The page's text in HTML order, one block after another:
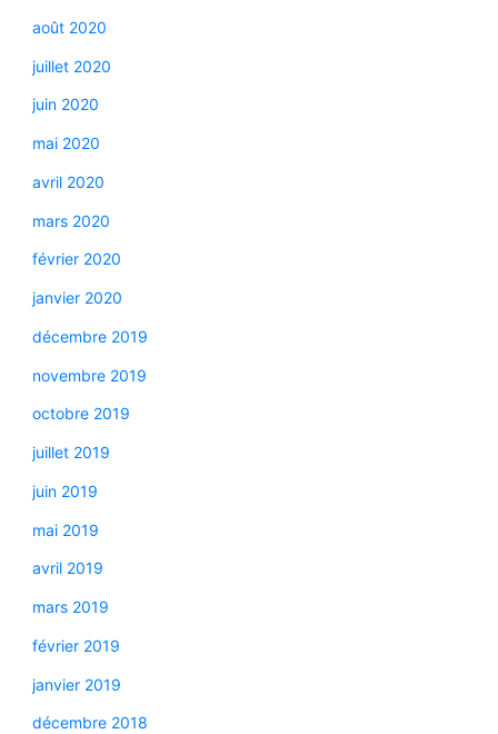
août 2020
juillet 2020
juin 2020
mai 2020
avril 2020
mars 2020
février 2020
janvier 2020
décembre 2019
novembre 2019
octobre 2019
juillet 2019
juin 2019
mai 2019
avril 2019
mars 2019
février 2019
janvier 2019
décembre 2018